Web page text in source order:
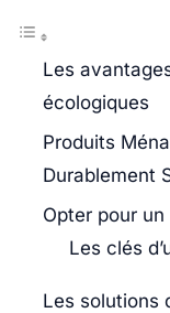
Les
écologiques
Produits
Durablement
Opter pour
Les clés
Les solutions